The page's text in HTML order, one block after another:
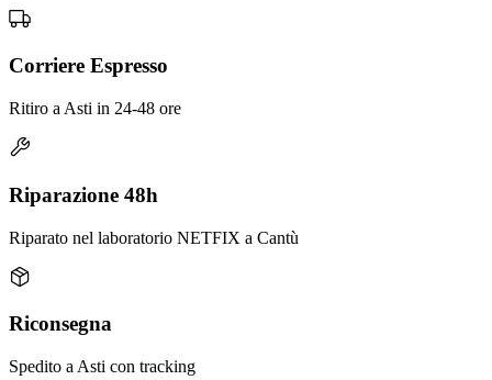
Corriere Espresso
Ritiro a Asti in 24-48 ore
Riparazione 48h
Riparato nel laboratorio NETFIX a Cantù
Riconsegna
Spedito a Asti con tracking